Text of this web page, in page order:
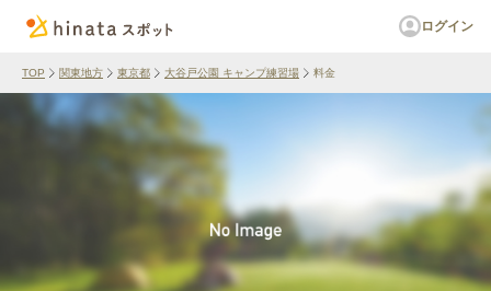
ログイン
TOP 関東地方 東京都 大谷戸公園 キャンプ練習場 料金